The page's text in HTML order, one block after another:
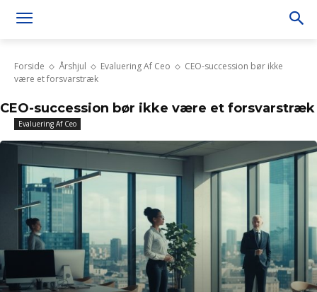
Forside Årshjul Evaluering Af Ceo
CEO-succession bør ikke
være et forsvarstræk
CEO-succession bør ikke være et forsvarstræk
Evaluering Af Ceo